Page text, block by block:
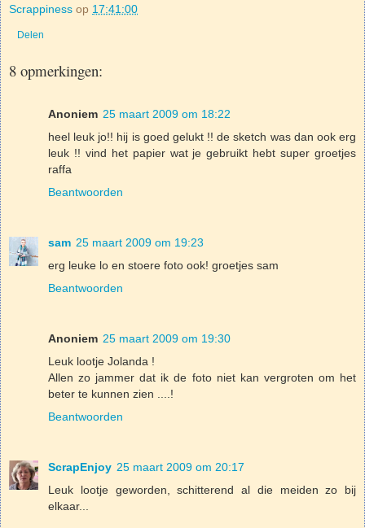
Scrappiness op 17:41:00
Delen
8 opmerkingen:
Anoniem 25 maart 2009 om 18:22
heel leuk jo!! hij is goed gelukt !! de sketch was dan ook erg
leuk !! vind het papier wat je gebruikt hebt super groetjes
raffa
Beantwoorden
sam 25 maart 2009 om 19:23
erg leuke lo en stoere foto ook! groetjes sam
Beantwoorden
Anoniem 25 maart 2009 om 19:30
Leuk lootje Jolanda !
Allen zo jammer dat ik de foto niet kan vergroten om het
beter te kunnen zien ....!
Beantwoorden
ScrapEnjoy 25 maart 2009 om 20:17
Leuk lootje geworden, schitterend al die meiden zo bij
elkaar...